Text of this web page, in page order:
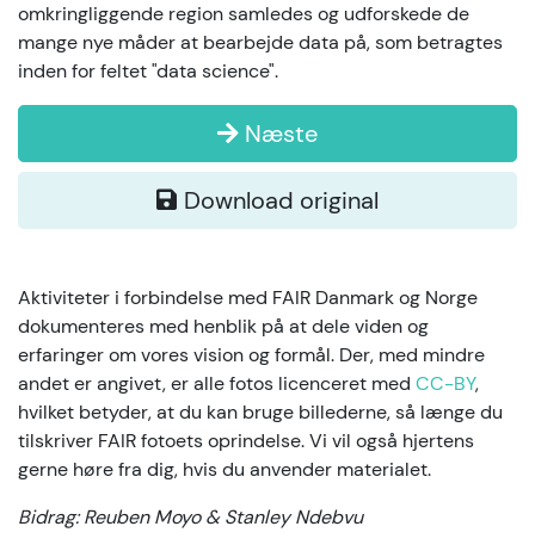
omkringliggende region samledes og udforskede de
mange nye måder at bearbejde data på, som betragtes
inden for feltet "data science".
Næste
Download original
Aktiviteter i forbindelse med FAIR Danmark og Norge
dokumenteres med henblik på at dele viden og
erfaringer om vores vision og formål. Der, med mindre
andet er angivet, er alle fotos licenceret med CC-BY,
hvilket betyder, at du kan bruge billederne, så længe du
tilskriver FAIR fotoets oprindelse. Vi vil også hjertens
gerne høre fra dig, hvis du anvender materialet.
Bidrag: Reuben Moyo & Stanley Ndebvu